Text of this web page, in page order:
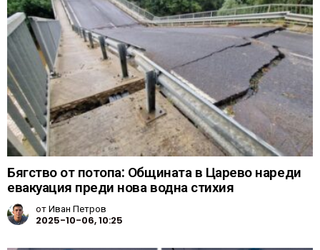
Бягство от потопа: Общината в Царево нареди
евакуация преди нова водна стихия
отИван Петров
2025-10-06, 10:25